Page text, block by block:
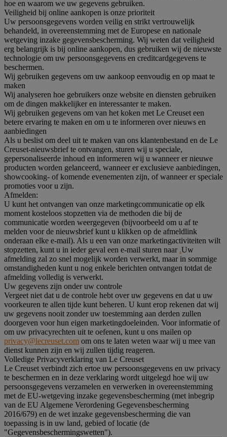
hoe en waarom we uw gegevens gebruiken.
Veiligheid bij online aankopen is onze prioriteit
Uw persoonsgegevens worden veilig en strikt vertrouwelijk
behandeld, in overeenstemming met de Europese en nationale
wetgeving inzake gegevensbescherming. Wij weten dat veiligheid
erg belangrijk is bij online aankopen, dus gebruiken wij de nieuwste
technologie om uw persoonsgegevens en creditcardgegevens te
beschermen.
Wij gebruiken gegevens om uw aankoop eenvoudig en op maat te
maken
Wij analyseren hoe gebruikers onze website en diensten gebruiken
om de dingen makkelijker en interessanter te maken.
Wij gebruiken gegevens om van het koken met Le Creuset een
betere ervaring te maken en om u te informeren over nieuws en
aanbiedingen
Als u beslist om deel uit te maken van ons klantenbestand en de Le
Creuset-nieuwsbrief te ontvangen, sturen wij u speciale,
gepersonaliseerde inhoud en informeren wij u wanneer er nieuwe
producten worden gelanceerd, wanneer er exclusieve aanbiedingen,
showcooking- of komende evenementen zijn, of wanneer er speciale
promoties voor u zijn.
Afmelden:
U kunt het ontvangen van onze marketingcommunicatie op elk
moment kosteloos stopzetten via de methoden die bij de
communicatie worden weergegeven (bijvoorbeeld om u af te
melden voor de nieuwsbrief kunt u klikken op de afmeldlink
onderaan elke e-mail). Als u een van onze marketingactiviteiten wilt
stopzetten, kunt u in ieder geval een e-mail sturen naar .Uw
afmelding zal zo snel mogelijk worden verwerkt, maar in sommige
omstandigheden kunt u nog enkele berichten ontvangen totdat de
afmelding volledig is verwerkt.
Uw gegevens zijn onder uw controle
Vergeet niet dat u de controle hebt over uw gegevens en dat u uw
voorkeuren te allen tijde kunt beheren. U kunt erop rekenen dat wij
uw gegevens nooit zonder uw toestemming aan derden zullen
doorgeven voor hun eigen marketingdoeleinden. Voor informatie of
om uw privacyrechten uit te oefenen, kunt u ons mailen op
privacy@lecreuset.com om ons te laten weten waar wij u mee van
dienst kunnen zijn en wij zullen tijdig reageren.
Volledige Privacyverklaring van Le Creuset
Le Creuset verbindt zich ertoe uw persoonsgegevens en uw privacy
te beschermen en in deze verklaring wordt uitgelegd hoe wij uw
persoonsgegevens verzamelen en verwerken in overeenstemming
met de EU-wetgeving inzake gegevensbescherming (met inbegrip
van de EU Algemene Verordening Gegevensbescherming
2016/679) en de wet inzake gegevensbescherming die van
toepassing is in uw land, gebied of locatie (de
"Gegevensbeschermingswetten").